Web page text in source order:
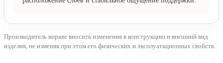
Для ежедневного сна при нагрузке до 150 кг на спальное